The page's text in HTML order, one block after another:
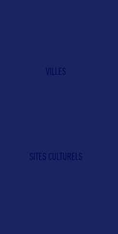
VILLES
SITES CULTURELS